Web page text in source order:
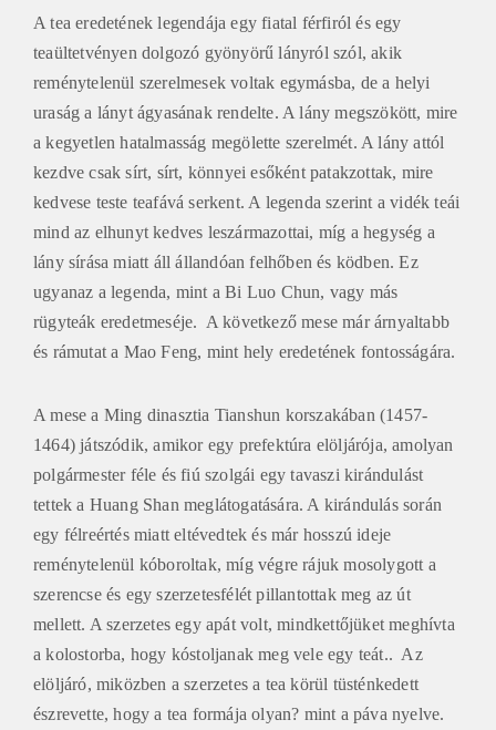
A tea eredetének legendája egy fiatal férfiról és egy
teaültetvényen dolgozó gyönyörű lányról szól, akik
reménytelenül szerelmesek voltak egymásba, de a helyi
uraság a lányt ágyasának rendelte. A lány megszökött, mire
a kegyetlen hatalmasság megölette szerelmét. A lány attól
kezdve csak sírt, sírt, könnyei esőként patakzottak, mire
kedvese teste teafává serkent. A legenda szerint a vidék teái
mind az elhunyt kedves leszármazottai, míg a hegység a
lány sírása miatt áll állandóan felhőben és ködben. Ez
ugyanaz a legenda, mint a Bi Luo Chun, vagy más
rügyteák eredetmeséje. A következő mese már árnyaltabb
és rámutat a Mao Feng, mint hely eredetének fontosságára.
A mese a Ming dinasztia Tianshun korszakában (1457-
1464) játszódik, amikor egy prefektúra elöljárója, amolyan
polgármester féle és fiú szolgái egy tavaszi kirándulást
tettek a Huang Shan meglátogatására. A kirándulás során
egy félreértés miatt eltévedtek és már hosszú ideje
reménytelenül kóboroltak, míg végre rájuk mosolygott a
szerencse és egy szerzetesfélét pillantottak meg az út
mellett. A szerzetes egy apát volt, mindkettőjüket meghívta
a kolostorba, hogy kóstoljanak meg vele egy teát.. Az
elöljáró, miközben a szerzetes a tea körül tüsténkedett
észrevette, hogy a tea formája olyan? mint a páva nyelve.